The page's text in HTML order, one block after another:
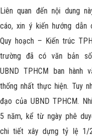
Liên quan đến nội dung
cáo, xin ý kiến hướng dẫn
Quy hoạch – Kiến trúc
trường đã có văn bản số
UBND TPHCM ban hành
thống nhất thực hiện. Tuy
đạo của UBND TPHCM.
5 năm, kể từ ngày phê
chi tiết xây dựng tỷ lệ 1/